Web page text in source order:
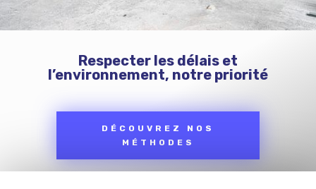
Respecter les délais et
l’environnement, notre priorité
DÉCOUVREZ NOS
MÉTHODES